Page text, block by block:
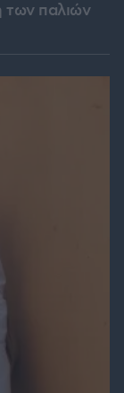
των παλιών